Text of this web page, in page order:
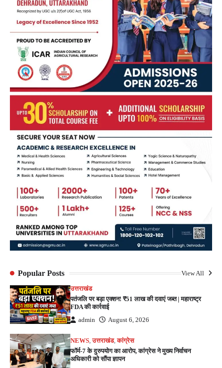
Popular Posts View All
उत्तराखंड
पतंजलि पर बड़ा एक्शन! ₹51 लाख की दवाएं जब्त | महाराष्ट्र
FDA की कार्रवाई
admin August 6, 2026
NEWS,उत्तराखंड,कांग्रेस
फॉर्म-7 के दुरुपयोग का आरोप, कांग्रेस ने मुख्य निर्वाचन
अधिकारी को सौंपा ज्ञापन